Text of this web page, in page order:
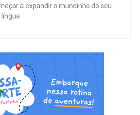
a expandir o mundinho do seu